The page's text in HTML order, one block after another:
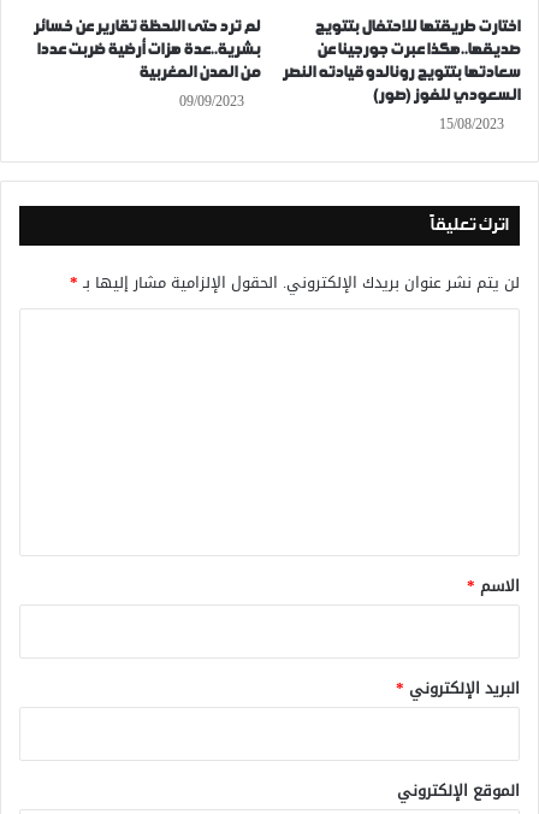
اختارت طريقتها للاحتفال بتتويج
صديقها..هكذا عبرت جورجينا عن
سعادتها بتتويج رونالدو قيادته النصر
السعودي للفوز (صور)
15/08/2023
لم ترد حتى اللحظة تقارير عن خسائر
بشرية..عدة هزات أرضية ضربت عددا
من المدن المغربية
09/09/2023
اترك تعليقاً
لن يتم نشر عنوان بريدك الإلكتروني. الحقول الإلزامية مشار إليها بـ*
*
الاسم *
البريد الإلكتروني *
الموقع الإلكتروني